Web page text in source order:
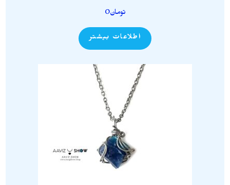
تومان0
اطلاعات بیشتر